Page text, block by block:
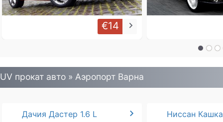
€14 keyboard_arrow_right
прокат авто » Аэропорт Варна
Дачия Дастер 1.6 L chevron_right Ниссан